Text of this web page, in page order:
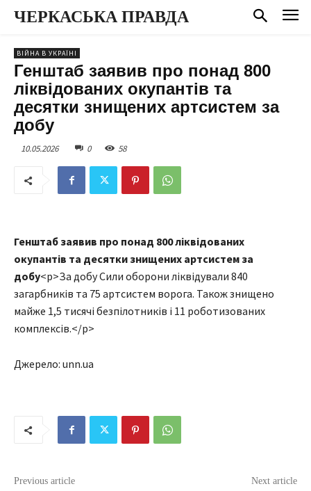
ЧЕРКАСЬКА ПРАВДА
ВІЙНА В УКРАЇНІ
Генштаб заявив про понад 800
ліквідованих окупантів та
десятки знищених артсистем за
добу
10.05.2026 0 58
Генштаб заявив про понад 800 ліквідованих
окупантів та десятки знищених артсистем за
добу<p>За добу Сили оборони ліквідували 840
загарбників та 75 артсистем ворога. Також знищено
майже 1,5 тисячі безпілотників і 11 роботизованих
комплексів.</p>
Джерело: unn.ua
Previous article Next article